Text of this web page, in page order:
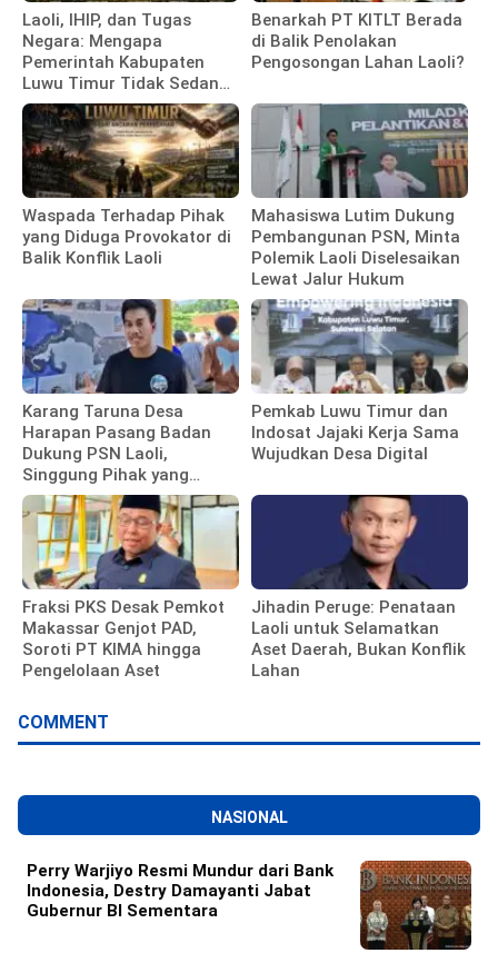
Laoli, IHIP, dan Tugas
Negara: Mengapa
Pemerintah Kabupaten
Luwu Timur Tidak Sedang
Membela Investor
Benarkah PT KITLT Berada
di Balik Penolakan
Pengosongan Lahan Laoli?
Waspada Terhadap Pihak
yang Diduga Provokator di
Balik Konflik Laoli
Mahasiswa Lutim Dukung
Pembangunan PSN, Minta
Polemik Laoli Diselesaikan
Lewat Jalur Hukum
Karang Taruna Desa
Harapan Pasang Badan
Dukung PSN Laoli,
Singgung Pihak yang
Hambat Proyek
‎Pemkab Luwu Timur dan
Indosat Jajaki Kerja Sama
Wujudkan Desa Digital
Fraksi PKS Desak Pemkot
Makassar Genjot PAD,
Soroti PT KIMA hingga
Pengelolaan Aset
Jihadin Peruge: Penataan
Laoli untuk Selamatkan
Aset Daerah, Bukan Konflik
Lahan
COMMENT
NASIONAL
Perry Warjiyo Resmi Mundur dari Bank
Indonesia, Destry Damayanti Jabat
Gubernur BI Sementara